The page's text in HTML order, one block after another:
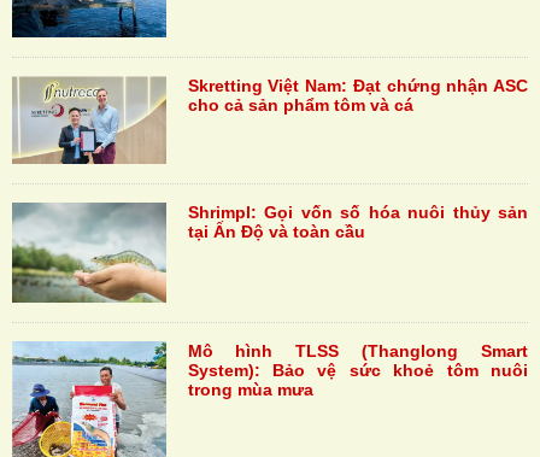
Skretting Việt Nam: Đạt chứng nhận ASC
cho cả sản phẩm tôm và cá
Shrimpl: Gọi vốn số hóa nuôi thủy sản
tại Ấn Độ và toàn cầu
Mô hình TLSS (Thanglong Smart
System): Bảo vệ sức khoẻ tôm nuôi
trong mùa mưa